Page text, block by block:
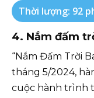
Thời lượng: 92
4. Nắm đấm
“Nắm Đấm Trời
tháng 5/2024,
cuộc hành trình